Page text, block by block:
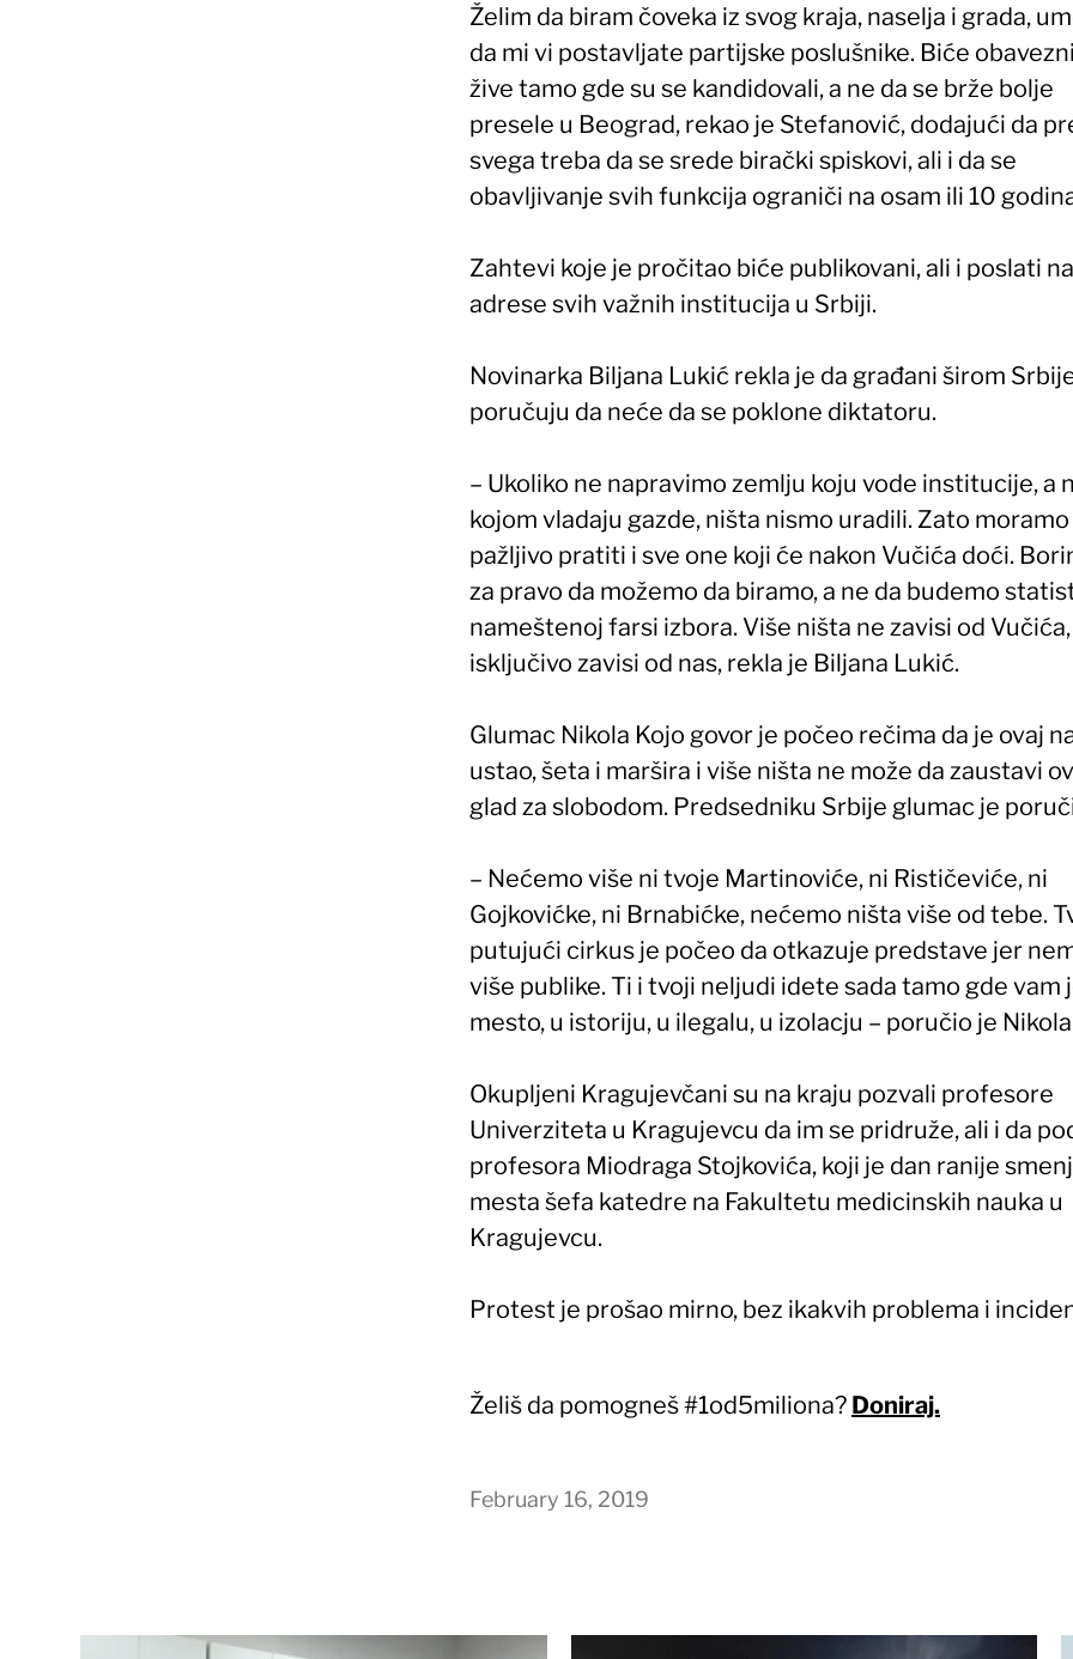
Želim da biram čoveka iz svog kraja, naselja i grada,
da mi vi postavljate partijske poslušnike. Biće
žive tamo gde su se kandidovali, a ne da se brže bolje
presele u Beograd, rekao je Stefanović, dodajući da
svega treba da se srede birački spiskovi, ali i da se
obavljivanje svih funkcija ograniči na osam ili 10
Zahtevi koje je pročitao biće publikovani, ali i poslati na
adrese svih važnih institucija u Srbiji.
Novinarka Biljana Lukić rekla je da građani širom
poručuju da neće da se poklone diktatoru.
– Ukoliko ne napravimo zemlju koju vode institucije, a
kojom vladaju gazde, ništa nismo uradili. Zato moramo
pažljivo pratiti i sve one koji će nakon Vučića doći.
za pravo da možemo da biramo, a ne da budemo
nameštenoj farsi izbora. Više ništa ne zavisi od
isključivo zavisi od nas, rekla je Biljana Lukić.
Glumac Nikola Kojo govor je počeo rečima da je ovaj
ustao, šeta i maršira i više ništa ne može da zaustavi
glad za slobodom. Predsedniku Srbije glumac je
– Nećemo više ni tvoje Martinoviće, ni Rističeviće, ni
Gojkovićke, ni Brnabićke, nećemo ništa više od tebe.
putujući cirkus je počeo da otkazuje predstave jer
više publike. Ti i tvoji neljudi idete sada tamo gde vam
mesto, u istoriju, u ilegalu, u izolacju – poručio je
Okupljeni Kragujevčani su na kraju pozvali profesore
Univerziteta u Kragujevcu da im se pridruže, ali i da
profesora Miodraga Stojkovića, koji je dan ranije
mesta šefa katedre na Fakultetu medicinskih nauka u
Kragujevcu.
Protest je prošao mirno, bez ikakvih problema i
Želiš da pomogneš #1od5miliona? Doniraj.
February 16, 2019